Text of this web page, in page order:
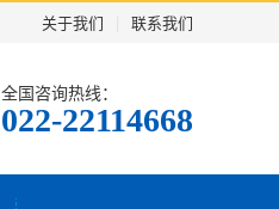
关于我们 联系我们
全国咨询热线：
022-22114668